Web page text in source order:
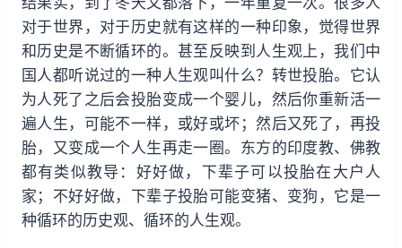
对于世界，对于历史就有这样的一种印象，觉得世界
和历史是不断循环的。甚至反映到人生观上，我们中
国人都听说过的一种人生观叫什么？转世投胎。它认
为人死了之后会投胎变成一个婴儿，然后你重新活一
遍人生，可能不一样，或好或坏；然后又死了，再投
胎，又变成一个人生再走一圈。东方的印度教、佛教
都有类似教导：好好做，下辈子可以投胎在大户人
家；不好好做，下辈子投胎可能变猪、变狗，它是一
种循环的历史观、循环的人生观。